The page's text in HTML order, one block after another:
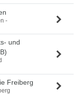
-
und
Freiberg